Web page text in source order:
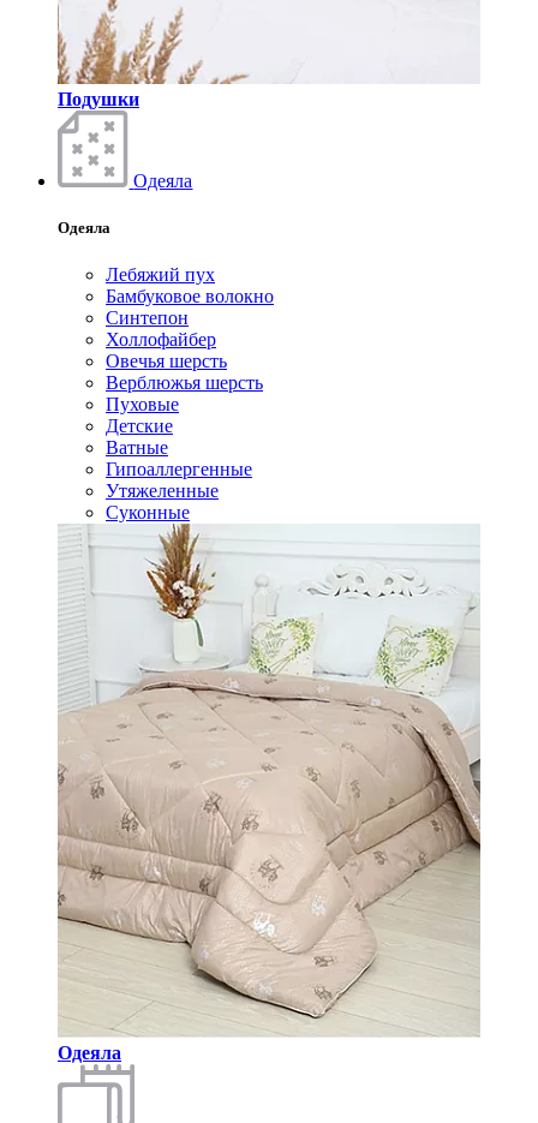
Подушки
Одеяла
Одеяла
Лебяжий пух
Бамбуковое волокно
Синтепон
Холлофайбер
Овечья шерсть
Верблюжья шерсть
Пуховые
Детские
Ватные
Гипоаллергенные
Утяжеленные
Суконные
Одеяла